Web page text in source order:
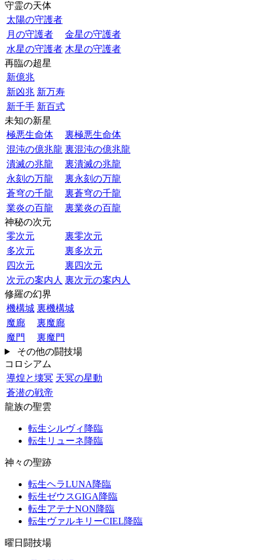
守霊の天体
太陽の守護者
月の守護者
金星の守護者
水星の守護者 木星の守護者
再臨の超星
新億兆
新凶兆 新万寿
新千手 新百式
未知の新星
極悪生命体
裏極悪生命体
混沌の億兆龍 裏混沌の億兆龍
潰滅の兆龍
裏潰滅の兆龍
永刻の万龍
裏永刻の万龍
蒼穹の千龍
裏蒼穹の千龍
業炎の百龍
裏業炎の百龍
神秘の次元
零次元
裏零次元
多次元
裏多次元
四次元
裏四次元
次元の案内人 裏次元の案内人
修羅の幻界
機構城 裏機構城
魔廊
裏魔廊
魔門
裏魔門
その他の闘技場
コロシアム
導煌と壊冥 天冥の星動
蒼潜の戦帝
龍族の聖雲
転生シルヴィ降臨
転生リューネ降臨
神々の聖跡
転生ヘラLUNA降臨
転生ゼウスGIGA降臨
転生アテナNON降臨
転生ヴァルキリーCIEL降臨
曜日闘技場